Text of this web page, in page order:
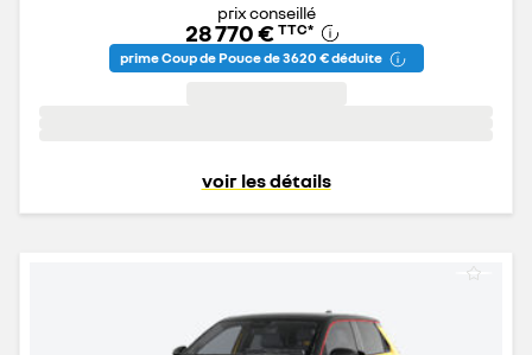
prix conseillé
28 770 € TTC*
prime Coup de Pouce de 3 620 € déduite
voir les détails